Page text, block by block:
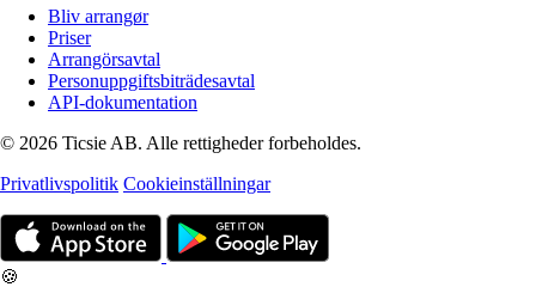
Bliv arrangør
Priser
Arrangörsavtal
Personuppgiftsbiträdesavtal
API-dokumentation
© 2026 Ticsie AB. Alle rettigheder forbeholdes.
Privatlivspolitik Cookieinställningar
🍪